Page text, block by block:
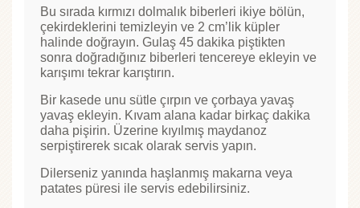
Bu sırada kırmızı dolmalık biberleri ikiye bölün,
çekirdeklerini temizleyin ve 2 cm’lik küpler
halinde doğrayın. Gulaş 45 dakika piştikten
sonra doğradığınız biberleri tencereye ekleyin ve
karışımı tekrar karıştırın.
Bir kasede unu sütle çırpın ve çorbaya yavaş
yavaş ekleyin. Kıvam alana kadar birkaç dakika
daha pişirin. Üzerine kıyılmış maydanoz
serpiştirerek sıcak olarak servis yapın.
Dilerseniz yanında haşlanmış makarna veya
patates püresi ile servis edebilirsiniz.